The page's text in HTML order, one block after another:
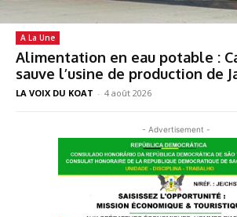
A La Une
Alimentation en eau potable :
sauve l’usine de production de
LA VOIX DU KOAT - 4 août 2026
- Advertisement -